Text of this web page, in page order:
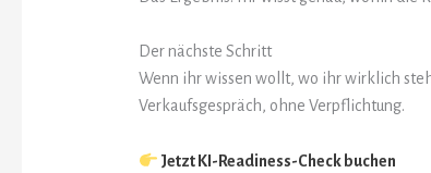
Der nächste Schritt
Wenn ihr wissen wollt, wo ihr wirklich
Verkaufsgespräch, ohne Verpflichtung.
Jetzt KI-Readiness-Check buchen